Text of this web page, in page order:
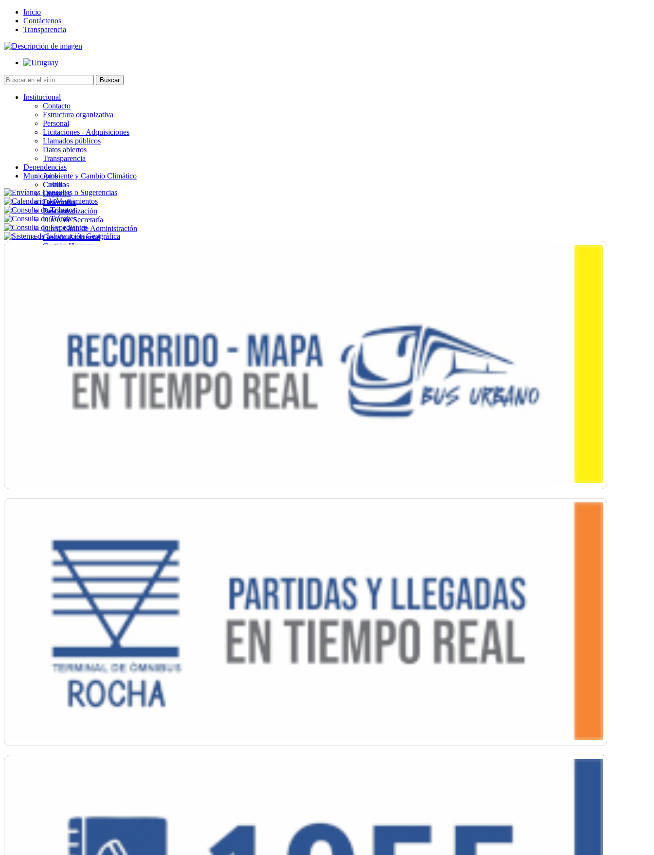
Inicio
Contáctenos
Transparencia
Institucional
Contacto
Estructura organizativa
Personal
Licitaciones - Adquisiciones
Llamados públicos
Datos abiertos
Transparencia
Dependencias
Ambiente y Cambio Climático
Cultura
Deportes
Desarrollo
Descentralización
Direc. de Secretaría
Direc. Gral. de Administración
Gestión Ambiental
Gestión Humana
Municipios
Castillos
Chuy
La Paloma
Lascano